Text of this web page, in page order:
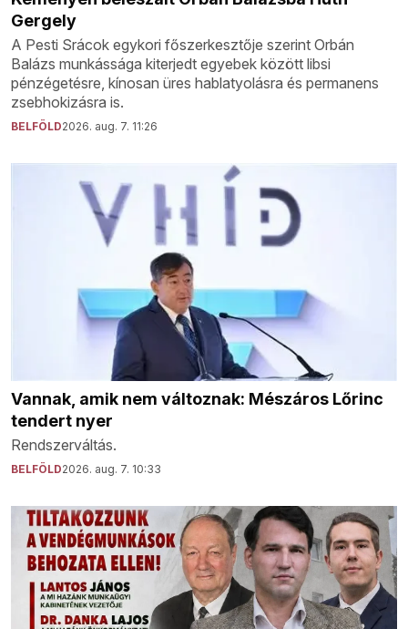
Gergely
A Pesti Srácok egykori főszerkesztője szerint Orbán
Balázs munkássága kiterjedt egyebek között libsi
pénzégetésre, kínosan üres hablatyolásra és permanens
zsebhokizásra is.
BELFÖLD2026. aug. 7. 11:26
Vannak, amik nem változnak: Mészáros Lőrinc
tendert nyer
Rendszerváltás.
BELFÖLD2026. aug. 7. 10:33